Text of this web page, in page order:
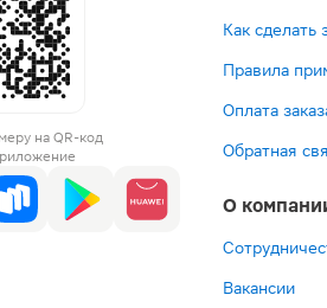
на QR-код
Как сделать
Правила
Оплата
Обратная
О
Вакансии